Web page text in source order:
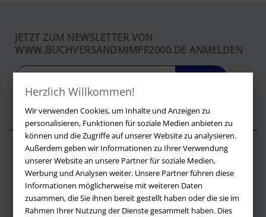
Herzlich Willkommen!
Wir verwenden Cookies, um Inhalte und Anzeigen zu
personalisieren, Funktionen für soziale Medien anbieten zu
können und die Zugriffe auf unserer Website zu analysieren.
Außerdem geben wir Informationen zu Ihrer Verwendung
unserer Website an unsere Partner für soziale Medien,
Werbung und Analysen weiter. Unsere Partner führen diese
Informationen möglicherweise mit weiteren Daten
zusammen, die Sie ihnen bereit gestellt haben oder die sie im
Rahmen Ihrer Nutzung der Dienste gesammelt haben. Dies
JETZT ZUM NEWSLETTER VON
WWW.BUCHVERSANDMIMPF2000.DE ANMELDEN
Über buchversandmimpf2000.de
Impressum
Versandbedingungen
Widerruf